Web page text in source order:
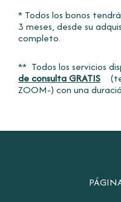
* Todos los bonos
3 meses, desde su
completo.
** Todos los servicios
de consulta GRATIS
ZOOM-) con una